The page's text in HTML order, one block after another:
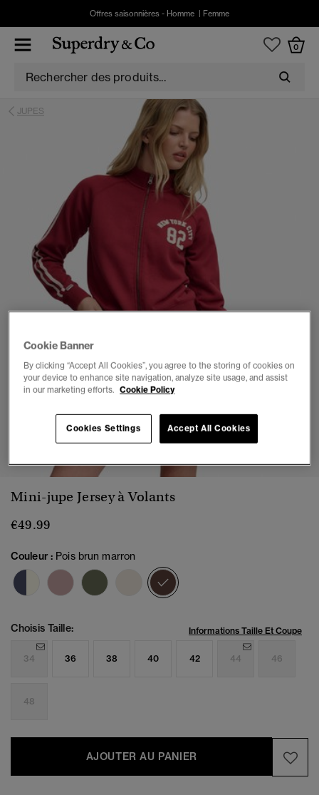
Offres saisonnières - Homme Femme
0
JUPES
Mini-jupe Jersey à Volants
€49.99
Couleur : Pois brun marron
Choisis Taille: Informations Taille Et Coupe
34 36 38 40 42 44 46
48
AJOUTER AU PANIER
Cookie Banner
By clicking “Accept All Cookies”, you agree to the storing of cookies on
your device to enhance site navigation, analyze site usage, and assist
in our marketing efforts. Cookie Policy
Cookies Settings Accept All Cookies